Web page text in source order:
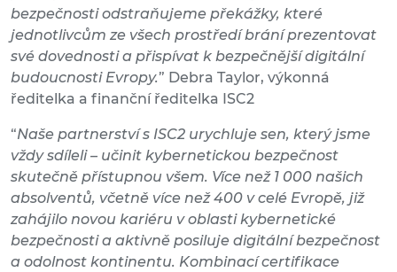
bezpečnosti odstraňujeme překážky, které
jednotlivcům ze všech prostředí brání prezentovat
své dovednosti a přispívat k bezpečnější digitální
budoucnosti Evropy.” Debra Taylor, výkonná
ředitelka a finanční ředitelka ISC2
“Naše partnerství s ISC2 urychluje sen, který jsme
vždy sdíleli – učinit kybernetickou bezpečnost
skutečně přístupnou všem. Více než 1 000 našich
absolventů, včetně více než 400 v celé Evropě, již
zahájilo novou kariéru v oblasti kybernetické
bezpečnosti a aktivně posiluje digitální bezpečnost
a odolnost kontinentu. Kombinací certifikace